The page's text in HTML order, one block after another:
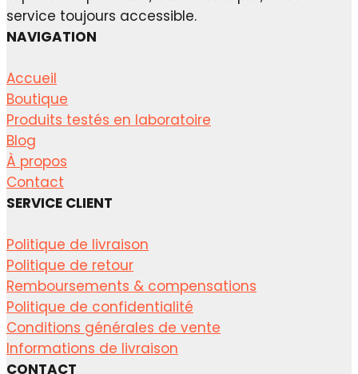
service toujours accessible.
NAVIGATION
Accueil
Boutique
Produits testés en laboratoire
Blog
À propos
Contact
SERVICE CLIENT
Politique de livraison
Politique de retour
Remboursements & compensations
Politique de confidentialité
Conditions générales de vente
Informations de livraison
CONTACT